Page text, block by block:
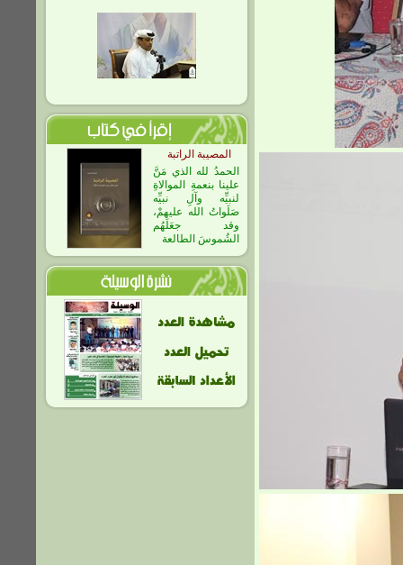
المصيبة الراتبة
الحمدُ لله الذي مَنَّ
علينا بنعمةِ الموالاةِ
لنبيِّه وآلِ نبيِّه
صَلَواتُ الله عليهمْ،
وقد جعَلَهُم
الشُموسَ الطالعة